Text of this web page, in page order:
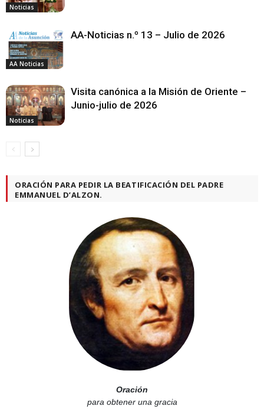
Noticias
AA Noticias
AA-Noticias n.º 13 – Julio de 2026
Noticias
Visita canónica a la Misión de Oriente –
Junio-julio de 2026
ORACIÓN PARA PEDIR LA BEATIFICACIÓN DEL PADRE
EMMANUEL D’ALZON.
Oración
para obtener una gracia